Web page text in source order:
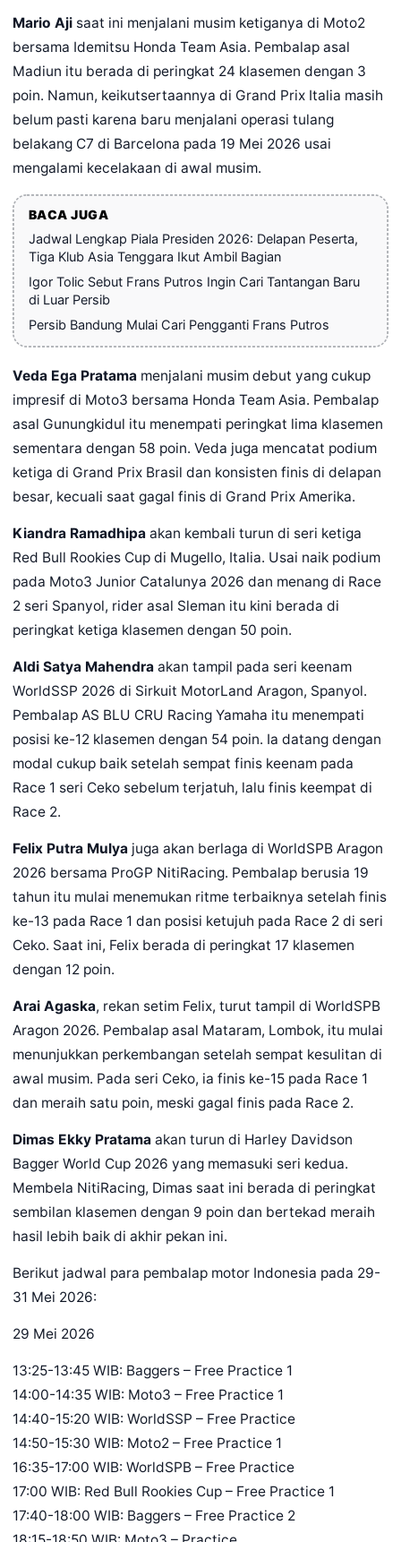
Mario Aji saat ini menjalani musim ketiganya di Moto2
bersama Idemitsu Honda Team Asia. Pembalap asal
Madiun itu berada di peringkat 24 klasemen dengan 3
poin. Namun, keikutsertaannya di Grand Prix Italia masih
belum pasti karena baru menjalani operasi tulang
belakang C7 di Barcelona pada 19 Mei 2026 usai
mengalami kecelakaan di awal musim.
BACA JUGA
Jadwal Lengkap Piala Presiden 2026: Delapan Peserta,
Tiga Klub Asia Tenggara Ikut Ambil Bagian
Igor Tolic Sebut Frans Putros Ingin Cari Tantangan Baru
di Luar Persib
Persib Bandung Mulai Cari Pengganti Frans Putros
Veda Ega Pratama menjalani musim debut yang cukup
impresif di Moto3 bersama Honda Team Asia. Pembalap
asal Gunungkidul itu menempati peringkat lima klasemen
sementara dengan 58 poin. Veda juga mencatat podium
ketiga di Grand Prix Brasil dan konsisten finis di delapan
besar, kecuali saat gagal finis di Grand Prix Amerika.
Kiandra Ramadhipa akan kembali turun di seri ketiga
Red Bull Rookies Cup di Mugello, Italia. Usai naik podium
pada Moto3 Junior Catalunya 2026 dan menang di Race
2 seri Spanyol, rider asal Sleman itu kini berada di
peringkat ketiga klasemen dengan 50 poin.
Aldi Satya Mahendra akan tampil pada seri keenam
WorldSSP 2026 di Sirkuit MotorLand Aragon, Spanyol.
Pembalap AS BLU CRU Racing Yamaha itu menempati
posisi ke-12 klasemen dengan 54 poin. Ia datang dengan
modal cukup baik setelah sempat finis keenam pada
Race 1 seri Ceko sebelum terjatuh, lalu finis keempat di
Race 2.
Felix Putra Mulya juga akan berlaga di WorldSPB Aragon
2026 bersama ProGP NitiRacing. Pembalap berusia 19
tahun itu mulai menemukan ritme terbaiknya setelah finis
ke-13 pada Race 1 dan posisi ketujuh pada Race 2 di seri
Ceko. Saat ini, Felix berada di peringkat 17 klasemen
dengan 12 poin.
Arai Agaska, rekan setim Felix, turut tampil di WorldSPB
Aragon 2026. Pembalap asal Mataram, Lombok, itu mulai
menunjukkan perkembangan setelah sempat kesulitan di
awal musim. Pada seri Ceko, ia finis ke-15 pada Race 1
dan meraih satu poin, meski gagal finis pada Race 2.
Dimas Ekky Pratama akan turun di Harley Davidson
Bagger World Cup 2026 yang memasuki seri kedua.
Membela NitiRacing, Dimas saat ini berada di peringkat
sembilan klasemen dengan 9 poin dan bertekad meraih
hasil lebih baik di akhir pekan ini.
Berikut jadwal para pembalap motor Indonesia pada 29-
31 Mei 2026:
29 Mei 2026
13:25-13:45 WIB: Baggers – Free Practice 1
14:00-14:35 WIB: Moto3 – Free Practice 1
14:40-15:20 WIB: WorldSSP – Free Practice
14:50-15:30 WIB: Moto2 – Free Practice 1
16:35-17:00 WIB: WorldSPB – Free Practice
17:00 WIB: Red Bull Rookies Cup – Free Practice 1
17:40-18:00 WIB: Baggers – Free Practice 2